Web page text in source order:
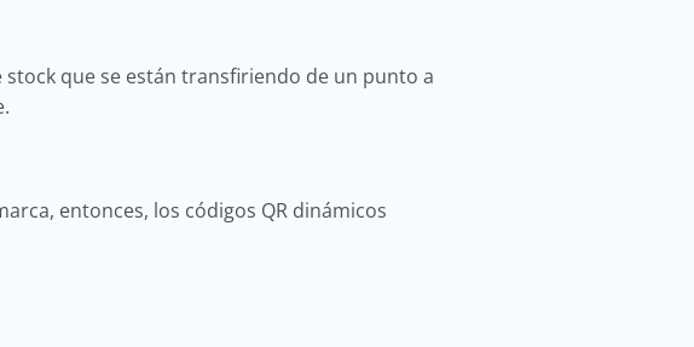
que se están transfiriendo de un punto a
entonces, los códigos QR dinámicos